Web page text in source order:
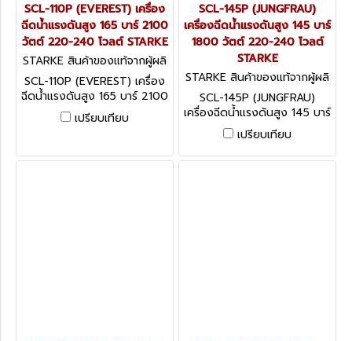
SCL-110P (EVEREST) เครื่อง
ฉีดน้ำแรงดันสูง 165 บาร์ 2100
วัตต์ 220-240 โวลต์ STARKE
STARKE สินค้าของแท้จากผู้ผลิ
ต SCL-110P (EVEREST)
SCL-110P (EVEREST) เครื่อง
ฉีดน้ำแรงดันสูง 165 บาร์ 2100
วัตต์ 220-240 โวลต์
STARKE
เปรียบเทียบ
SCL-145P (JUNGFRAU)
เครื่องฉีดน้ำแรงดันสูง 145 บาร์
1800 วัตต์ 220-240 โวลต์
STARKE
STARKE สินค้าของแท้จากผู้ผลิ
ต SCL-145P (JUNGFRAU)
SCL-145P (JUNGFRAU)
เครื่องฉีดน้ำแรงดันสูง 145 บาร์
1800 วัตต์ 220-240 โวลต์
STARKE
เปรียบเทียบ